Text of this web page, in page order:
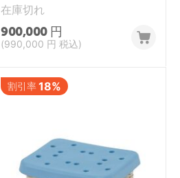
在庫切れ
900,000 円
(990,000 円 税込)
割引率18%